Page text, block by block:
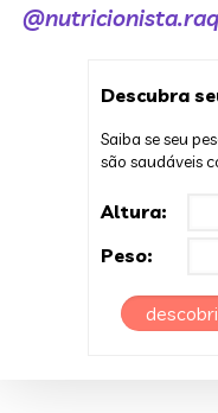
Descubra
Saiba se seu
são saudáveis
Altura:
Peso: